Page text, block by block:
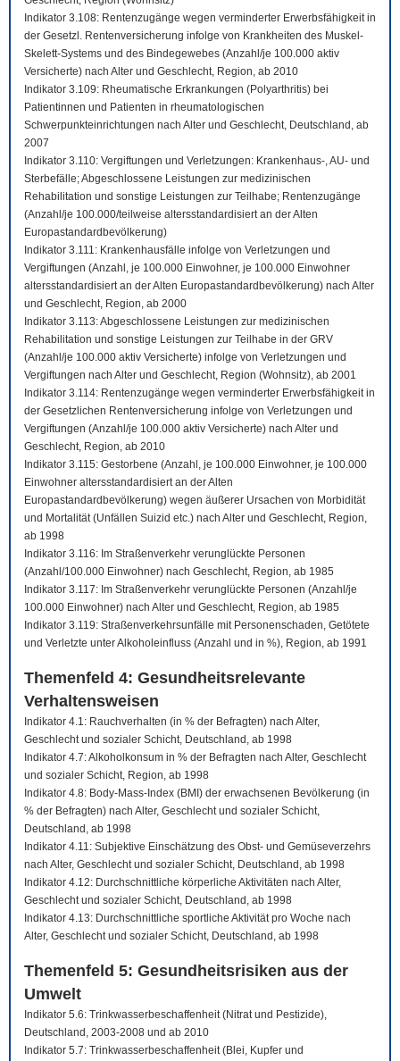
Indikator 3.108: Rentenzugänge wegen verminderter Erwerbsfähigkeit in
der Gesetzl. Rentenversicherung infolge von Krankheiten des Muskel-
Skelett-Systems und des Bindegewebes (Anzahl/je 100.000 aktiv
Versicherte) nach Alter und Geschlecht, Region, ab 2010
Indikator 3.109: Rheumatische Erkrankungen (Polyarthritis) bei
Patientinnen und Patienten in rheumatologischen
Schwerpunkteinrichtungen nach Alter und Geschlecht, Deutschland, ab
2007
Indikator 3.110: Vergiftungen und Verletzungen: Krankenhaus-, AU- und
Sterbefälle; Abgeschlossene Leistungen zur medizinischen
Rehabilitation und sonstige Leistungen zur Teilhabe; Rentenzugänge
(Anzahl/je 100.000/teilweise altersstandardisiert an der Alten
Europastandardbevölkerung)
Indikator 3.111: Krankenhausfälle infolge von Verletzungen und
Vergiftungen (Anzahl, je 100.000 Einwohner, je 100.000 Einwohner
altersstandardisiert an der Alten Europastandardbevölkerung) nach Alter
und Geschlecht, Region, ab 2000
Indikator 3.113: Abgeschlossene Leistungen zur medizinischen
Rehabilitation und sonstige Leistungen zur Teilhabe in der GRV
(Anzahl/je 100.000 aktiv Versicherte) infolge von Verletzungen und
Vergiftungen nach Alter und Geschlecht, Region (Wohnsitz), ab 2001
Indikator 3.114: Rentenzugänge wegen verminderter Erwerbsfähigkeit in
der Gesetzlichen Rentenversicherung infolge von Verletzungen und
Vergiftungen (Anzahl/je 100.000 aktiv Versicherte) nach Alter und
Geschlecht, Region, ab 2010
Indikator 3.115: Gestorbene (Anzahl, je 100.000 Einwohner, je 100.000
Einwohner altersstandardisiert an der Alten
Europastandardbevölkerung) wegen äußerer Ursachen von Morbidität
und Mortalität (Unfällen Suizid etc.) nach Alter und Geschlecht, Region,
ab 1998
Indikator 3.116: Im Straßenverkehr verunglückte Personen
(Anzahl/100.000 Einwohner) nach Geschlecht, Region, ab 1985
Indikator 3.117: Im Straßenverkehr verunglückte Personen (Anzahl/je
100.000 Einwohner) nach Alter und Geschlecht, Region, ab 1985
Indikator 3.119: Straßenverkehrsunfälle mit Personenschaden, Getötete
und Verletzte unter Alkoholeinfluss (Anzahl und in %), Region, ab 1991
Themenfeld 4: Gesundheitsrelevante
Verhaltensweisen
Indikator 4.1: Rauchverhalten (in % der Befragten) nach Alter,
Geschlecht und sozialer Schicht, Deutschland, ab 1998
Indikator 4.7: Alkoholkonsum in % der Befragten nach Alter, Geschlecht
und sozialer Schicht, Region, ab 1998
Indikator 4.8: Body-Mass-Index (BMI) der erwachsenen Bevölkerung (in
% der Befragten) nach Alter, Geschlecht und sozialer Schicht,
Deutschland, ab 1998
Indikator 4.11: Subjektive Einschätzung des Obst- und Gemüseverzehrs
nach Alter, Geschlecht und sozialer Schicht, Deutschland, ab 1998
Indikator 4.12: Durchschnittliche körperliche Aktivitäten nach Alter,
Geschlecht und sozialer Schicht, Deutschland, ab 1998
Indikator 4.13: Durchschnittliche sportliche Aktivität pro Woche nach
Alter, Geschlecht und sozialer Schicht, Deutschland, ab 1998
Themenfeld 5: Gesundheitsrisiken aus der
Umwelt
Indikator 5.6: Trinkwasserbeschaffenheit (Nitrat und Pestizide),
Deutschland, 2003-2008 und ab 2010
Indikator 5.7: Trinkwasserbeschaffenheit (Blei, Kupfer und